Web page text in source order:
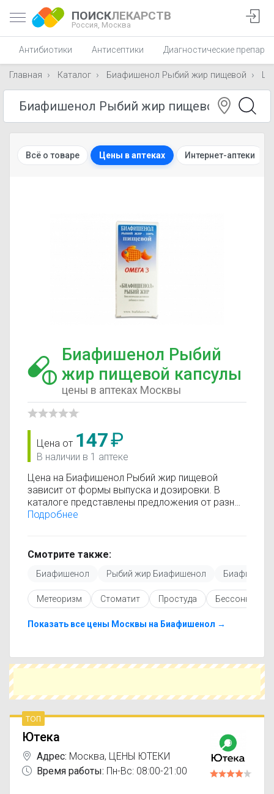
ПОИСКЛЕКАРСТВ
Россия, Москва
Антибиотики Антисептики Диагностические
Главная Каталог Биафишенол Рыбий жир пищевой
Всё о товаре Цены в аптеках Интернет-аптеки
Биафишенол Рыбий
жир пищевой капсулы
цены в аптеках Москвы
Цена от 147₽
В наличии в 1 аптеке
Цена на Биафишенол Рыбий жир пищевой
зависит от формы выпуска и дозировки. В
каталоге представлены предложения от разных
аптек, что позволяет быстро найти, где купить
регулярно обновляется, поэтому вы видите
только актуальные данные.
Перед покупкой рекомендуется ознакомиться с
инструкцией по применению, показаниями и
противопоказаниями. При необходимости вы
жир пищевой с похожим действующим
в ближайшей аптеке, укажите свой город и
вариант по цене и наличию.
Подробнее
Смотрите также:
Биафишенол Рыбий жир Биафишенол
Метеоризм Стоматит Простуда Бессонница
Показать все цены Москвы на Биафишенол →
топ
Ютека
Адрес: Москва, ЦЕНЫ ЮТЕКИ
Время работы: Пн-Вс: 08:00-21:00